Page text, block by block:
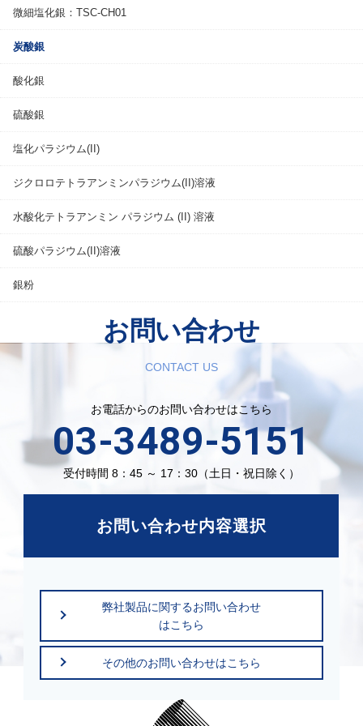
微細塩化銀：TSC-CH01
炭酸銀
酸化銀
硫酸銀
塩化パラジウム(II)
ジクロロテトラアンミンパラジウム(II)溶液
水酸化テトラアンミン パラジウム (II) 溶液
硫酸パラジウム(II)溶液
銀粉
お問い合わせ
CONTACT US
お電話からのお問い合わせはこちら
03-3489-5151
受付時間 8：45 ～ 17：30（土日・祝日除く）
お問い合わせ内容選択
弊社製品に関するお問い合わせ
はこちら
その他のお問い合わせはこちら